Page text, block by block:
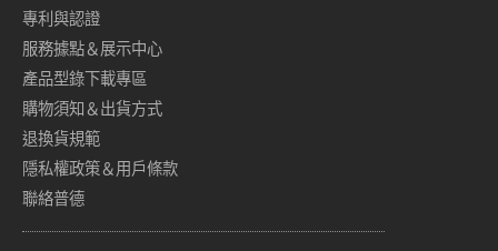
專利與認證
服務據點＆展示中心
產品型錄下載專區
購物須知＆出貨方式
退換貨規範
隱私權政策＆用戶條款
聯絡普德